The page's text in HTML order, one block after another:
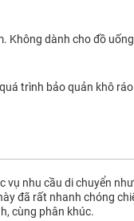
Không dành cho đồ
trình bảo quản khô ráo
nhu cầu di chuyển
đã rất nhanh chóng
cùng phân khúc.